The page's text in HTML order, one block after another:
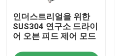
인더스트리얼을 위한
SUS304 연구소 드라이
어 오븐 피드 제어 모드